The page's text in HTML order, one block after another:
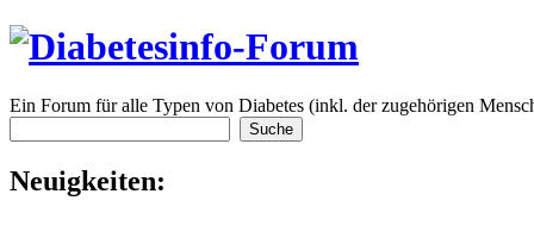
Ein Forum für alle Typen von Diabetes (inkl. der zugehörigen
Neuigkeiten: